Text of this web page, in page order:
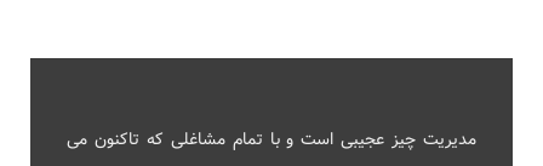
مدیریت چیز عجیبی است و با تمام مشاغلی که تاکنون می